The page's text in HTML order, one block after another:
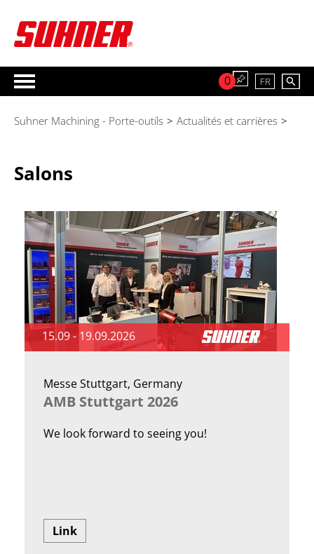
FR
0
Suhner Machining - Porte-outils > Actualités et carrières >
Salons
15.09 - 19.09.2026
Messe Stuttgart, Germany
AMB Stuttgart 2026
We look forward to seeing you!
Link